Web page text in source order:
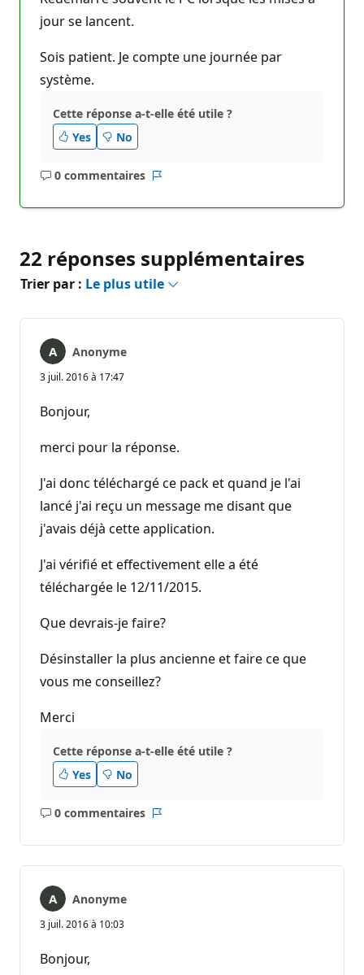
jour se lancent.
Sois patient. Je compte une journée par
système.
Cette réponse a-t-elle été utile ?
Yes
No
0 commentaires
Aucun
22 réponses supplémentaires
Trier par : Le plus utile
Anonyme
3 juil. 2016 à 17:47
Bonjour,
merci pour la réponse.
J'ai donc téléchargé ce pack et quand je l'ai
lancé j'ai reçu un message me disant que
j'avais déjà cette application.
J'ai vérifié et effectivement elle a été
téléchargée le 12/11/2015.
Que devrais-je faire?
Désinstaller la plus ancienne et faire ce que
vous me conseillez?
Merci
Cette réponse a-t-elle été utile ?
Yes
No
0 commentaires
Aucun
Anonyme
3 juil. 2016 à 10:03
Bonjour,